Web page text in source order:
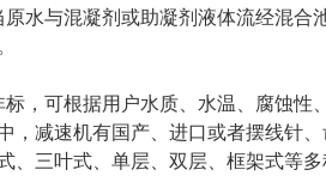
水与混凝剂或助凝剂液体流经混合
，可根据用户水质、水温、腐蚀性
，减速机有国产、进口或者摆线针
、三叶式、单层、双层、框架式等多